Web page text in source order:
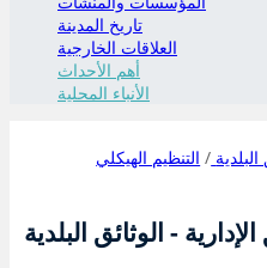
تاريخ المدينة
العلاقات الخارجية
أهم الأحداث
الأنباء المحلية
البلدية
التنظيم الهيكلي
الإدارية - الوثائق البلدية